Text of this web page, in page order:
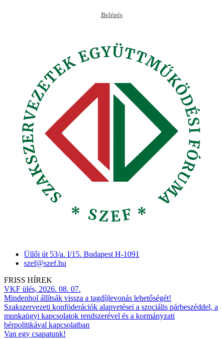
Belépés
Üllői út 53/a. I/15. Budapest H-1091
szef@szef.hu
FRISS HÍREK
VKF ülés, 2026. 08. 07.
Mindenhol állítsák vissza a tagdíjlevonás lehetőségét!
Szakszervezeti konföderációk alapvetései a szociális párbeszéddel, a
munkaügyi kapcsolatok rendszerével és a kormányzati
bérpolitikával kapcsolatban
Van egy csapatunk!